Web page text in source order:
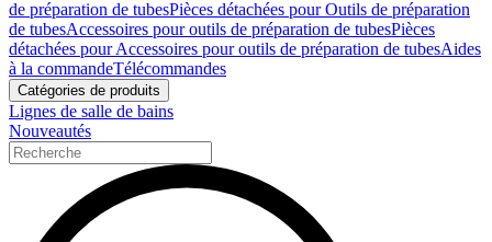
de préparation de tubesPièces détachées pour Outils de préparation
de tubesAccessoires pour outils de préparation de tubesPièces
détachées pour Accessoires pour outils de préparation de tubesAides
à la commandeTélécommandes
Catégories de produits
Lignes de salle de bains
Nouveautés